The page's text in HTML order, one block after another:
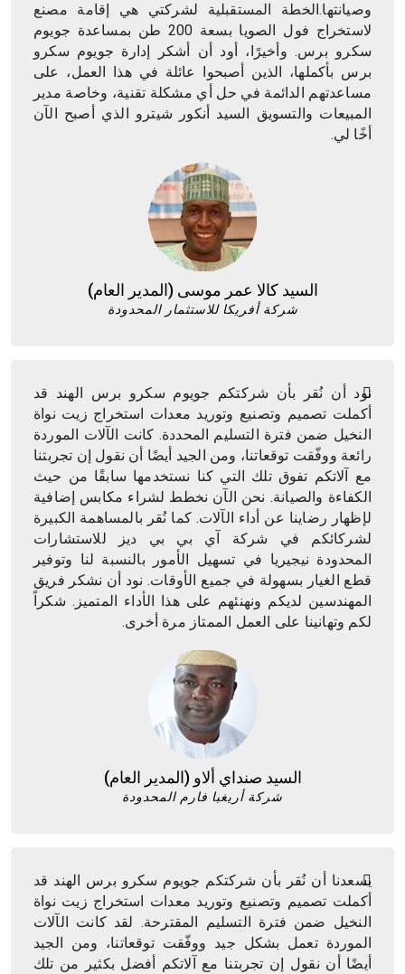
وصيانتها.الخطة المستقبلية لشركتي هي إقامة مصنع
لاستخراج فول الصويا بسعة 200 طن بمساعدة جويوم
سكرو برس. وأخيرًا، أود أن أشكر إدارة جويوم سكرو
برس بأكملها، الذين أصبحوا عائلة في هذا العمل، على
مساعدتهم الدائمة في حل أي مشكلة تقنية، وخاصة مدير
المبيعات والتسويق السيد أنكور شيترو الذي أصبح الآن
أخًا لي.
السيد كالا عمر موسى (المدير العام)
شركة أفريكا للاستثمار المحدودة
نود أن نُقر بأن شركتكم جويوم سكرو برس الهند قد
أكملت تصميم وتصنيع وتوريد معدات استخراج زيت نواة
النخيل ضمن فترة التسليم المحددة. كانت الآلات الموردة
رائعة ووفّقت توقعاتنا، ومن الجيد أيضًا أن نقول إن تجربتنا
مع آلاتكم تفوق تلك التي كنا نستخدمها سابقًا من حيث
الكفاءة والصيانة. نحن الآن نخطط لشراء مكابس إضافية
لإظهار رضاينا عن أداء الآلات. كما نُقر بالمساهمة الكبيرة
لشركائكم في شركة آي بي بي ديز للاستشارات
المحدودة نيجيريا في تسهيل الأمور بالنسبة لنا وتوفير
قطع الغيار بسهولة في جميع الأوقات. نود أن نشكر فريق
المهندسين لديكم ونهنئهم على هذا الأداء المتميز. شكراً
لكم وتهانينا على العمل الممتاز مرة أخرى.
السيد صنداي ألاو (المدير العام)
شركة أريغبا فارم المحدودة
يسعدنا أن نُقر بأن شركتكم جويوم سكرو برس الهند قد
أكملت تصميم وتصنيع وتوريد معدات استخراج زيت نواة
النخيل ضمن فترة التسليم المقترحة. لقد كانت الآلات
الموردة تعمل بشكل جيد ووفّقت توقعاتنا، ومن الجيد
أيضًا أن نقول إن تجربتنا مع آلاتكم أفضل بكثير من تلك